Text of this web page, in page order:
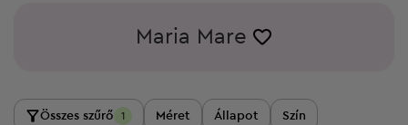
Maria Mare
Összes szűrő 1 Méret Állapot Szín